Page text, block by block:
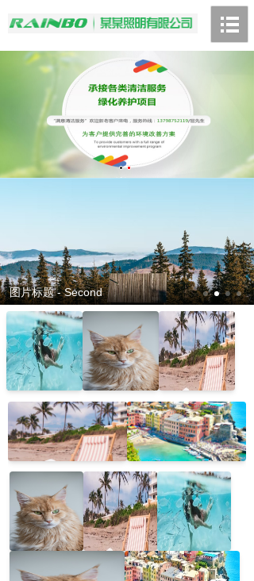
图片标题 - Fourth
图片标题 - First
图片标题 - Second